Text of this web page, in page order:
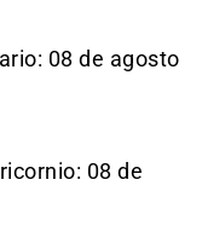
08 de agosto
08 de